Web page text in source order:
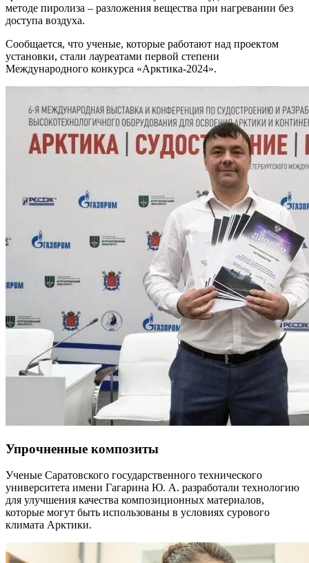
методе пиролиза – разложения вещества при нагревании без
доступа воздуха.
Сообщается, что ученые, которые работают над проектом
установки, стали лауреатами первой степени
Международного конкурса «Арктика-2024».
Упрочненные композиты
Ученые Саратовского государственного технического
университета имени Гагарина Ю. А. разработали технологию
для улучшения качества композиционных материалов,
которые могут быть использованы в условиях сурового
климата Арктики.